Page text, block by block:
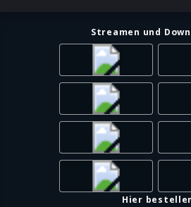
Streamen und
Hier